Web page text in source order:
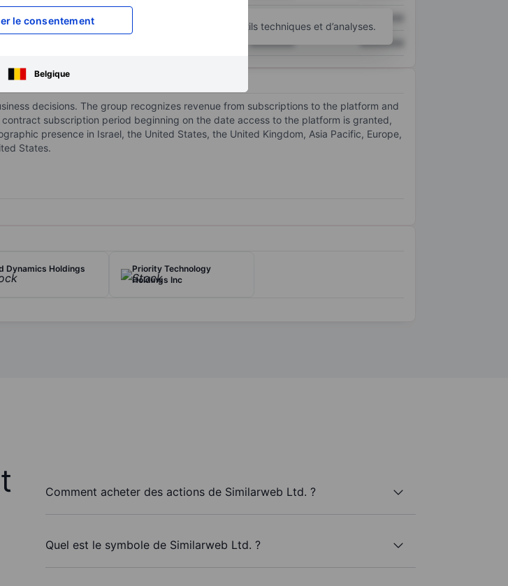
le consentement
Belgique
XXXXXXX
XXXXXXX XXXXXXX
Ouvrir un compte pour accéder à d’autres outils techniques et d’analyses.
decisions. The group recognizes revenue from subscriptions to the platform and
subscription period beginning on the date access to the platform is granted,
presence in Israel, the United States, the United Kingdom, Asia Pacific, Europe,
States.
Dynamics Holdings
Priority Technology
Holdings Inc
Comment acheter des actions de Similarweb Ltd. ?
Quel est le symbole de Similarweb Ltd. ?